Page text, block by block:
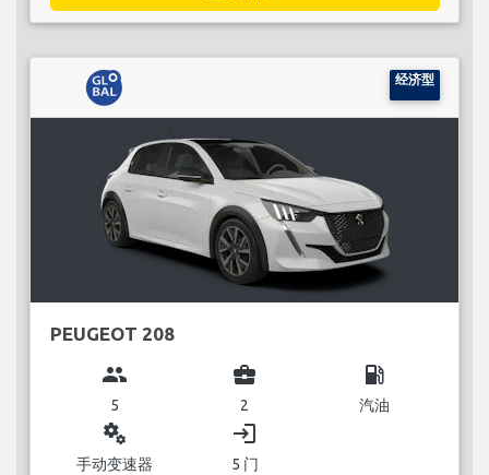
经济型
PEUGEOT 208
group
5
business_center
2
local_gas_station
汽油
miscellaneous_services
手动变速器
login
5 门